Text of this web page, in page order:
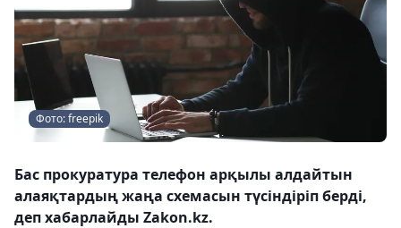
Фото: freepik
Бас прокуратура телефон арқылы алдайтын
алаяқтардың жаңа схемасын түсіндіріп берді,
деп хабарлайды Zakon.kz.